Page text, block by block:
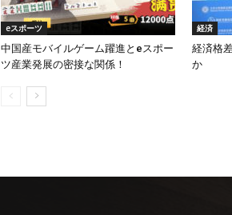
eスポーツ
中国産モバイルゲーム躍進とeスポー
ツ産業発展の密接な関係！
経済
経済格
か